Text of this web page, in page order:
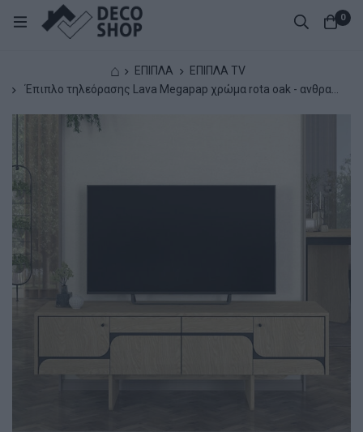
0
⌂ ΕΠΙΠΛΑ
ΕΠΙΠΛΑ TV
Έπιπλο τηλεόρασης Lava Megapap χρώμα rota oak - ανθρακί